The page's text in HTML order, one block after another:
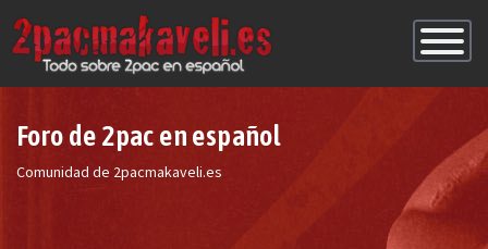
de
Foro de 2pac en español
Comunidad de 2pacmakaveli.es